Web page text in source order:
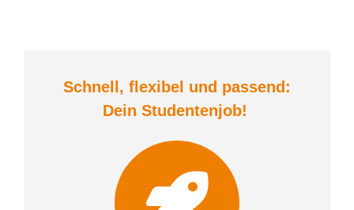
Schnell, flexibel und passend:
Dein Studentenjob!